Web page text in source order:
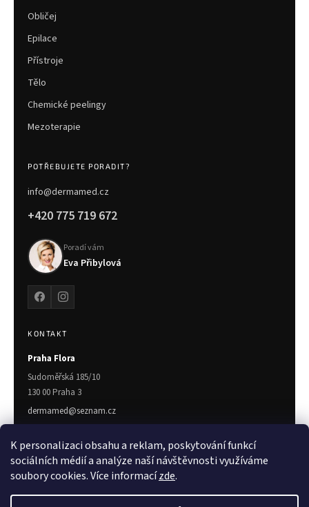
K personalizaci obsahu a reklam, poskytování funkcí
sociálních médií a analýze naší návštěvnosti využíváme
soubory cookies. Více informacízde.
Obličej
Epilace
Přístroje
Tělo
Chemické peelingy
Mezoterapie
POTŘEBUJETE PORADIT?
info@dermamed.cz
+420 775 719 672
Poradí vám
Eva Přibylová
KONTAKT
Praha Flora
Sudoměřská 185/10
130 00 Praha 3
dermamed@seznam.cz
775 719 672
Zlín
Třída T. Bati 7023
760 01 Zlín